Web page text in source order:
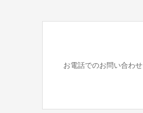
お電話でのお問い合わせ